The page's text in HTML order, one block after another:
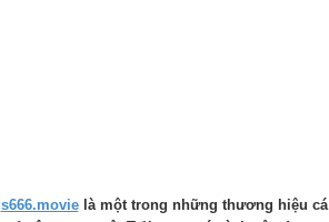
s666.movielà một trong những thương hiệu